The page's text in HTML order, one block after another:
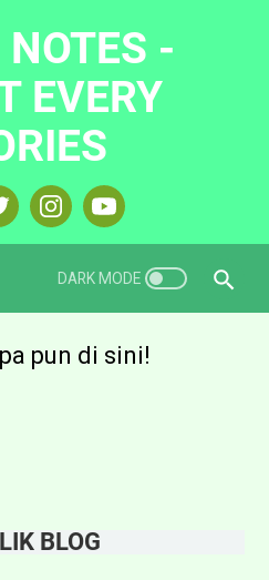
-
EVERY
pun di sini!
BLOG